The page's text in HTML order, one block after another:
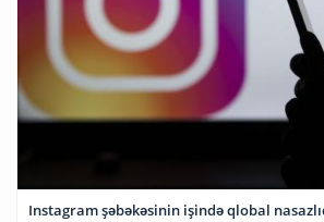
Instagram şəbəkəsinin işində qlobal